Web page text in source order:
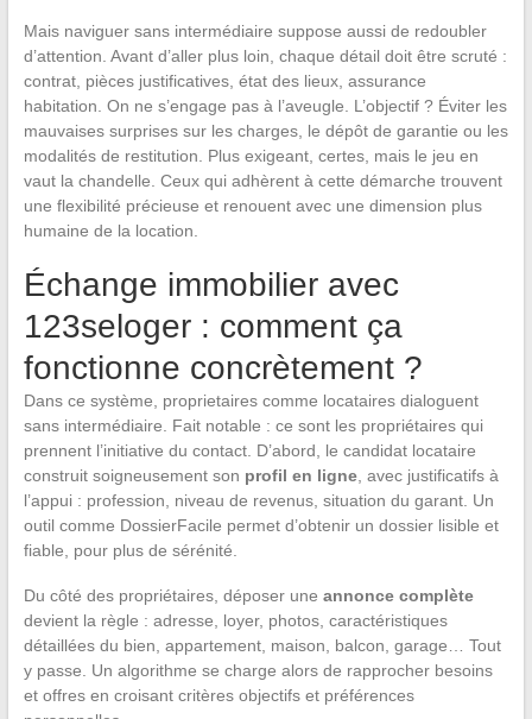
Mais naviguer sans intermédiaire suppose aussi de redoubler
d’attention. Avant d’aller plus loin, chaque détail doit être scruté :
contrat, pièces justificatives, état des lieux, assurance
habitation. On ne s’engage pas à l’aveugle. L’objectif ? Éviter les
mauvaises surprises sur les charges, le dépôt de garantie ou les
modalités de restitution. Plus exigeant, certes, mais le jeu en
vaut la chandelle. Ceux qui adhèrent à cette démarche trouvent
une flexibilité précieuse et renouent avec une dimension plus
humaine de la location.
Échange immobilier avec
123seloger : comment ça
fonctionne concrètement ?
Dans ce système, proprietaires comme locataires dialoguent
sans intermédiaire. Fait notable : ce sont les propriétaires qui
prennent l’initiative du contact. D’abord, le candidat locataire
construit soigneusement son profil en ligne, avec justificatifs à
l’appui : profession, niveau de revenus, situation du garant. Un
outil comme DossierFacile permet d’obtenir un dossier lisible et
fiable, pour plus de sérénité.
Du côté des propriétaires, déposer une annonce complète
devient la règle : adresse, loyer, photos, caractéristiques
détaillées du bien, appartement, maison, balcon, garage… Tout
y passe. Un algorithme se charge alors de rapprocher besoins
et offres en croisant critères objectifs et préférences